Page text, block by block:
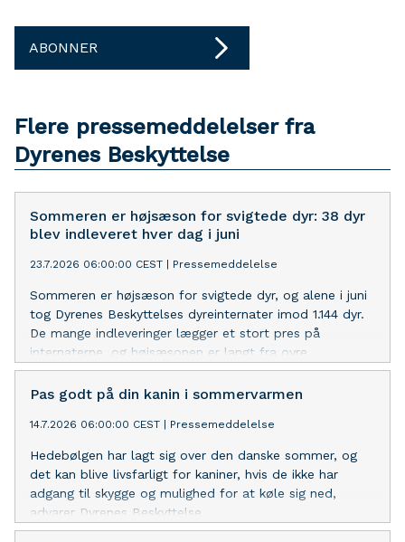
ABONNER
Flere pressemeddelelser fra
Dyrenes Beskyttelse
Sommeren er højsæson for svigtede dyr: 38 dyr
blev indleveret hver dag i juni
23.7.2026 06:00:00 CEST Pressemeddelelse
Sommeren er højsæson for svigtede dyr, og alene i juni
tog Dyrenes Beskyttelses dyreinternater imod 1.144 dyr.
De mange indleveringer lægger et stort pres på
internaterne, og højsæsonen er langt fra ovre.
Pas godt på din kanin i sommervarmen
14.7.2026 06:00:00 CEST Pressemeddelelse
Hedebølgen har lagt sig over den danske sommer, og
det kan blive livsfarligt for kaniner, hvis de ikke har
adgang til skygge og mulighed for at køle sig ned,
advarer Dyrenes Beskyttelse.